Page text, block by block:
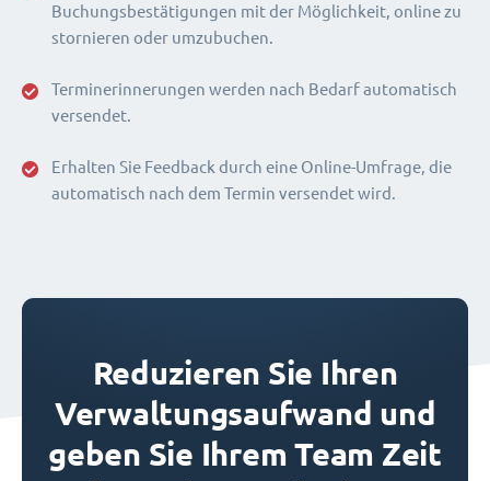
Buchungsbestätigungen mit der Möglichkeit, online zu
stornieren oder umzubuchen.
Terminerinnerungen werden nach Bedarf automatisch
versendet.
Erhalten Sie Feedback durch eine Online-Umfrage, die
automatisch nach dem Termin versendet wird.
Reduzieren Sie Ihren
Verwaltungsaufwand und
geben Sie Ihrem Team Zeit